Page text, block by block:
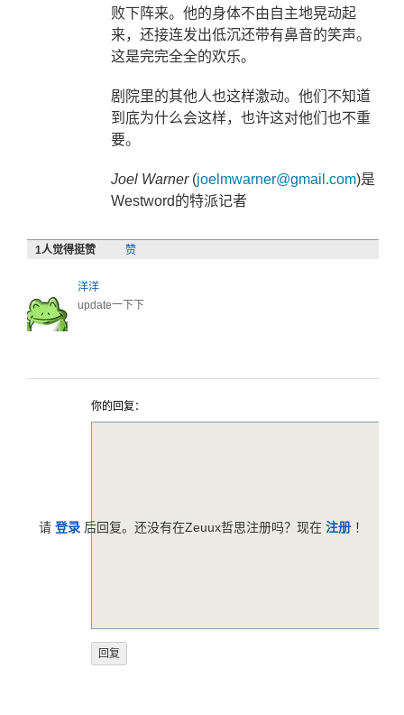
败下阵来。他的身体不由自主地晃动起
来，还接连发出低沉还带有鼻音的笑声。
这是完完全全的欢乐。
剧院里的其他人也这样激动。他们不知道
到底为什么会这样，也许这对他们也不重
要。
Joel Warner (joelmwarner@gmail.com)是
Westword的特派记者
1人觉得挺赞 赞
洋洋
update一下下
你的回复：
请 登录 后回复。还没有在Zeuux哲思注册吗？现在 注册 ！